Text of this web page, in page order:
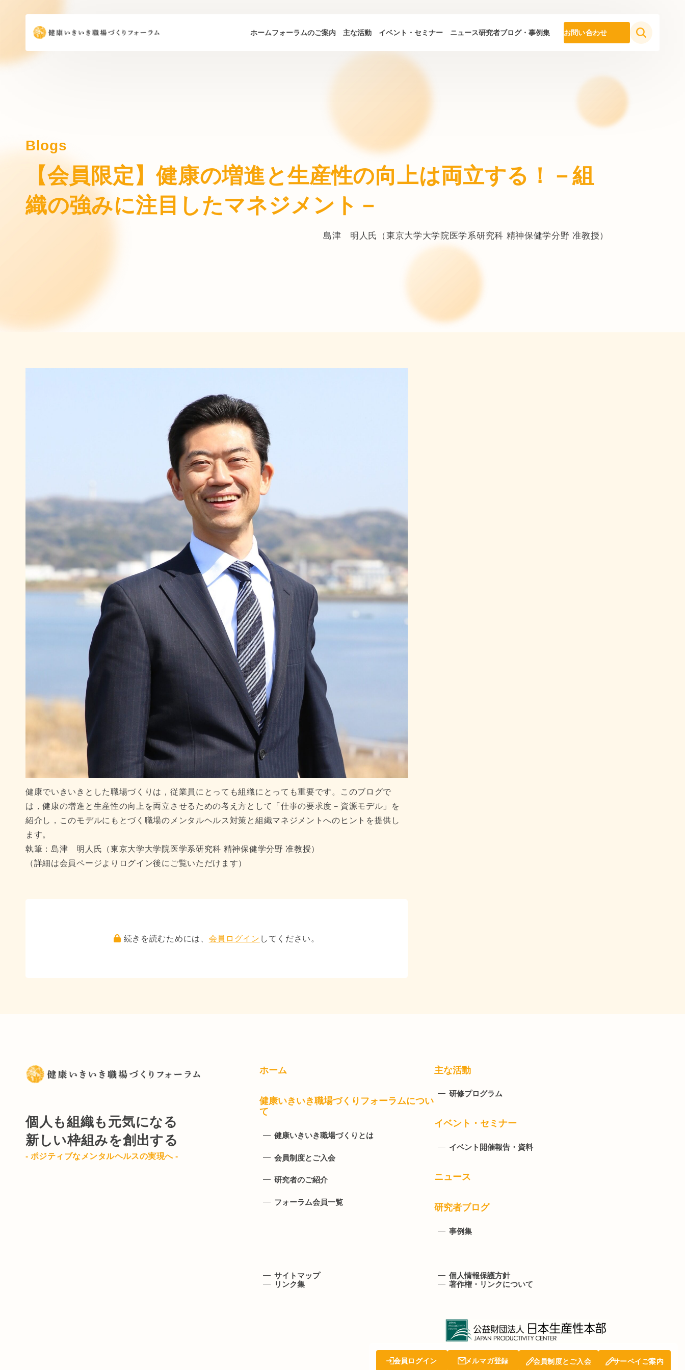
ホームフォーラムのご案内 主な活動 イベント・セミナー ニュース研究者ブログ・事例集 お問い合わせ
Blogs
【会員限定】健康の増進と生産性の向上は両立する！－組
織の強みに注目したマネジメント－
島津 明人氏（東京大学大学院医学系研究科 精神保健学分野 准教授）
健康でいきいきとした職場づくりは，従業員にとっても組織にとっても重要です。このブログで
は，健康の増進と生産性の向上を両立させるための考え方として「仕事の要求度－資源モデル」を
紹介し，このモデルにもとづく職場のメンタルヘルス対策と組織マネジメントへのヒントを提供し
ます。
執筆：島津 明人氏（東京大学大学院医学系研究科 精神保健学分野 准教授）
（詳細は会員ページよりログイン後にご覧いただけます）
続きを読むためには、 会員ログイン してください。
個人も組織も元気になる
新しい枠組みを創出する
- ポジティブなメンタルヘルスの実現へ -
会員ログイン メルマガ登録 会員制度とご入会 サーベイご案内
ホーム
健康いきいき職場づくりフォーラムについ
て
健康いきいき職場づくりとは
会員制度とご入会
研究者のご紹介
フォーラム会員一覧
主な活動
研修プログラム
イベント・セミナー
イベント開催報告・資料
ニュース
研究者ブログ
事例集
サイトマップ
個人情報保護方針
リンク集
著作権・リンクについて